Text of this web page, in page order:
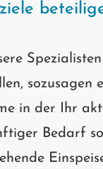
sozusagen
in der Ihr
Bedarf